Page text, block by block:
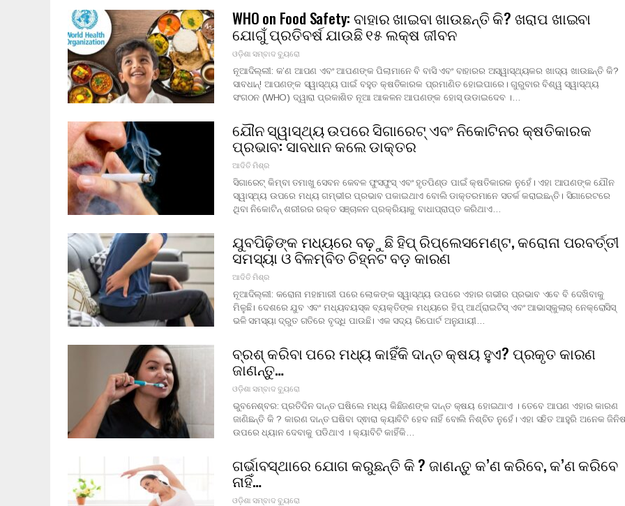
WHO on Food Safety: ବାହାର ଖାଇବା ଖାଉଛନ୍ତି କି? ଖରାପ ଖାଇବା
ଯୋଗୁଁ ପ୍ରତିବର୍ଷ ଯାଉଛି ୧୫ ଲକ୍ଷ ଜୀବନ
ଓଡ଼ିଶା ସମ୍ବାଦ ବ୍ୟୁରୋ
ନୂଆଦିଲ୍ଲୀ: କ’ଣ ଆପଣ ଏବଂ ଆପଣଙ୍କ ପିଲାମାନେ ବି ବାସି ଏବଂ ବାହାରର ଅସ୍ୱାସ୍ଥ୍ୟକର ଖାଦ୍ୟ ଖାଉଛନ୍ତି କି?
ସାବଧାନ୍! ଆପଣଙ୍କ ସ୍ୱାସ୍ଥ୍ୟ ପାଇଁ ବହୁତ କ୍ଷତିକାରକ ପ୍ରମାଣିତ ହୋଇପାରେ। ଗୁରୁବାର ବିଶ୍ୱ ସ୍ୱାସ୍ଥ୍ୟ
ସଂଗଠନ (WHO) ଦ୍ୱାରା ପ୍ରକାଶିତ ନୂଆ ଆକଳନ ଆପଣଙ୍କ ହୋସ୍ ଉଡାଇଦେବ ।…
ଯୌନ ସ୍ୱାସ୍ଥ୍ୟ ଉପରେ ସିଗାରେଟ୍ ଏବଂ ନିକୋଟିନର କ୍ଷତିକାରକ
ପ୍ରଭାବ: ସାବଧାନ କଲେ ଡାକ୍ତର
ଆଦିତି ମିଶ୍ର
ସିଗାରେଟ୍ କିମ୍ବା ତମାଖୁ ସେବନ କେବଳ ଫୁସଫୁସ୍ ଏବଂ ହୃତପିଣ୍ଡ ପାଇଁ କ୍ଷତିକାରକ ନୁହେଁ। ଏହା ଆପଣଙ୍କ ଯୌନ
ସ୍ୱାସ୍ଥ୍ୟ ଉପରେ ମଧ୍ୟ ଗମ୍ଭୀର ପ୍ରଭାବ ପକାଇଥାଏ ବୋଲି ଡାକ୍ତରମାନେ ସତର୍କ କରାଇଛନ୍ତି। ସିଗାରେଟରେ
ଥିବା ନିକୋଟିନ୍ ଶରୀରର ରକ୍ତ ସଞ୍ଚାଳନ ପ୍ରକ୍ରିୟାକୁ ବାଧାପ୍ରାପ୍ତ କରିଥାଏ…
ଯୁବପିଢ଼ିଙ୍କ ମଧ୍ୟରେ ବଢ଼ୁଛି ହିପ୍ ରିପ୍ଲେସମେଣ୍ଟ, କରୋନା ପରବର୍ତ୍ତୀ
ସମସ୍ୟା ଓ ବିଳମ୍ବିତ ଚିହ୍ନଟ ବଡ଼ କାରଣ
ଆଦିତି ମିଶ୍ର
ନୂଆଦିଲ୍ଲୀ: କରୋନା ମହାମାରୀ ପରେ ଲୋକଙ୍କ ସ୍ୱାସ୍ଥ୍ୟ ଉପରେ ଏହାର ଗଭୀର ପ୍ରଭାବ ଏବେ ବି ଦେଖିବାକୁ
ମିଳୁଛି। ଦେଶରେ ଯୁବ ଏବଂ ମଧ୍ୟବୟସ୍କ ବ୍ୟକ୍ତିଙ୍କ ମଧ୍ୟରେ ହିପ୍ ଆର୍ଥ୍ରାଇଟିସ୍ ଏବଂ ଆଭାସ୍କୁଲାର୍ ନେକ୍ରୋସିସ୍
ଭଳି ସମସ୍ୟା ଦ୍ରୁତ ଗତିରେ ବୃଦ୍ଧି ପାଉଛି। ଏକ ସଦ୍ୟ ରିପୋର୍ଟ ଅନୁଯାୟୀ…
ବ୍ରଶ୍ କରିବା ପରେ ମଧ୍ୟ କାହିଁକି ଦାନ୍ତ କ୍ଷୟ ହୁଏ? ପ୍ରକୃତ କାରଣ
ଜାଣନ୍ତୁ…
ଓଡ଼ିଶା ସମ୍ବାଦ ବ୍ୟୁରୋ
ଭୁବନେଶ୍ବର: ପ୍ରତିଦିନ ଦାନ୍ତ ଘଷିଲେ ମଧ୍ୟ କିଛିଜଣଙ୍କ ଦାନ୍ତ କ୍ଷୟ ହୋଇଥାଏ । ତେବେ ଆପଣ ଏହାର କାରଣ
ଜାଣିଛନ୍ତି କି ? କାରଣ ଦାନ୍ତ ଘଷିବା ଦ୍ଵାରା କ୍ୟାବିଟି ହେବ ନାହିଁ ବୋଲି ନିଶ୍ଚିତ ନୁହେଁ। ଏହା ସହିତ ଆହୁରି ଅନେକ
ଉପରେ ଧ୍ୟାନ ଦେବାକୁ ପଡିଥାଏ । କ୍ୟାବିଟି କାହିଁକି…
ଗର୍ଭାବସ୍ଥାରେ ଯୋଗ କରୁଛନ୍ତି କି ? ଜାଣନ୍ତୁ କ’ଣ କରିବେ, କ’ଣ କରିବେ
ନାହିଁ…
ଓଡ଼ିଶା ସମ୍ବାଦ ବ୍ୟୁରୋ